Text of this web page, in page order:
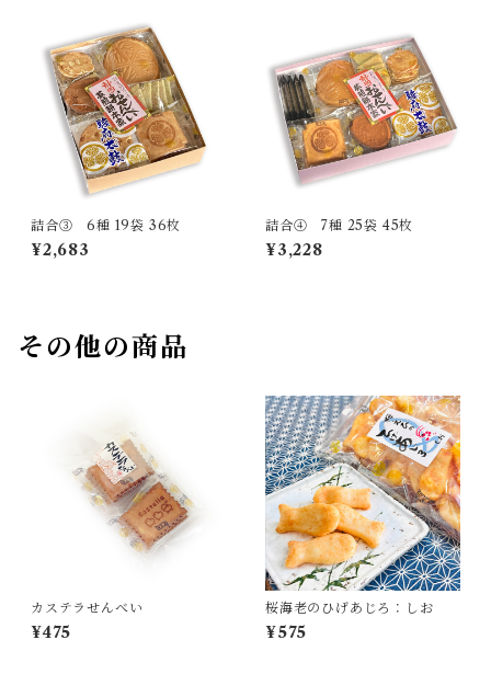
詰合③ 6種 19袋 36枚
¥2,683
詰合④ 7種 25袋 45枚
¥3,228
その他の商品
カステラせんべい
¥475
桜海老のひげあじろ：しお
¥575